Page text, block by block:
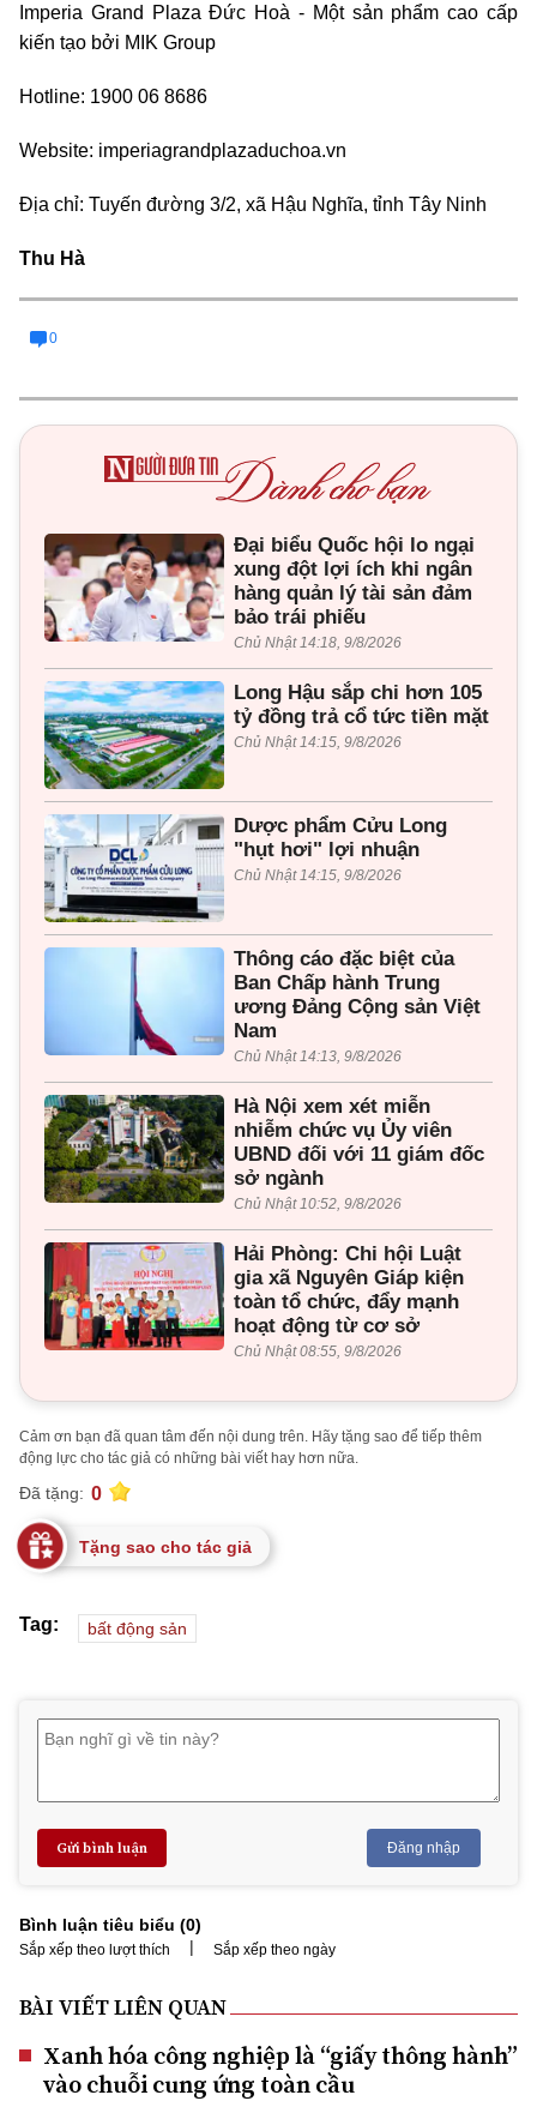
Imperia Grand Plaza Đức Hoà - Một sản phẩm cao cấp
kiến tạo bởi MIK Group
Hotline: 1900 06 8686
Website: imperiagrandplazaduchoa.vn
Địa chỉ: Tuyến đường 3/2, xã Hậu Nghĩa, tỉnh Tây Ninh
Thu Hà
0
Đại biểu Quốc hội lo ngại
xung đột lợi ích khi ngân
hàng quản lý tài sản đảm
bảo trái phiếu
Chủ Nhật 14:18, 9/8/2026
Long Hậu sắp chi hơn 105
tỷ đồng trả cổ tức tiền mặt
Chủ Nhật 14:15, 9/8/2026
Dược phẩm Cửu Long
"hụt hơi" lợi nhuận
Chủ Nhật 14:15, 9/8/2026
Thông cáo đặc biệt của
Ban Chấp hành Trung
ương Đảng Cộng sản Việt
Nam
Chủ Nhật 14:13, 9/8/2026
Hà Nội xem xét miễn
nhiễm chức vụ Ủy viên
UBND đối với 11 giám đốc
sở ngành
Chủ Nhật 10:52, 9/8/2026
Hải Phòng: Chi hội Luật
gia xã Nguyên Giáp kiện
toàn tổ chức, đẩy mạnh
hoạt động từ cơ sở
Chủ Nhật 08:55, 9/8/2026
Cảm ơn bạn đã quan tâm đến nội dung trên. Hãy tặng sao để tiếp thêm
động lực cho tác giả có những bài viết hay hơn nữa.
Đã tặng: 0
Tặng sao cho tác giả
Tag: bất động sản
Gửi bình luận Đăng nhập
Bình luận tiêu biểu (0)
Sắp xếp theo lượt thích | Sắp xếp theo ngày
BÀI VIẾT LIÊN QUAN
Xanh hóa công nghiệp là “giấy thông hành”
vào chuỗi cung ứng toàn cầu